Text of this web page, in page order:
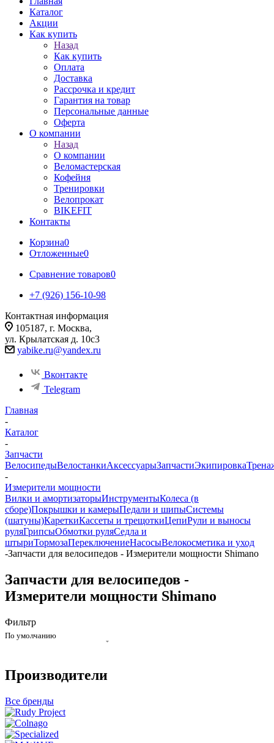
Каталог
Акции
Как купить
Назад
Как купить
Оплата
Доставка
Рассрочка и кредит
Гарантия на товар
Персональные данные
Оферта
О компании
Назад
О компании
Веломастерская
Кофейня
Тренировки
Велопрокат
BIKEFIT
Контакты
Корзина0
Отложенные0
Сравнение товаров0
+7 (926) 156-10-98
Контактная информация
105187, г. Москва,
ул. Крылатская д. 10с3
yabike.ru@yandex.ru
Вконтакте
Telegram
Главная
-
Каталог
-
Запчасти
ВелосипедыВелостанкиАксессуарыЗапчастиЭкипировка
-
Измерители мощности
Вилки и амортизаторыИнструментыКолеса (в
сборе)Покрышки и камерыПедали и шипыСистемы
(шатуны)КареткиКассеты и трещоткиЦепиРули и выносы
руляГрипсыОбмотки руляСедла и
штыриТормозаПереключениеНасосыВелокосметика и уход
-Запчасти для велосипедов - Измерители мощности Shimano
Запчасти для велосипедов -
Измерители мощности Shimano
Фильтр
По умолчанию
Производители
Все бренды